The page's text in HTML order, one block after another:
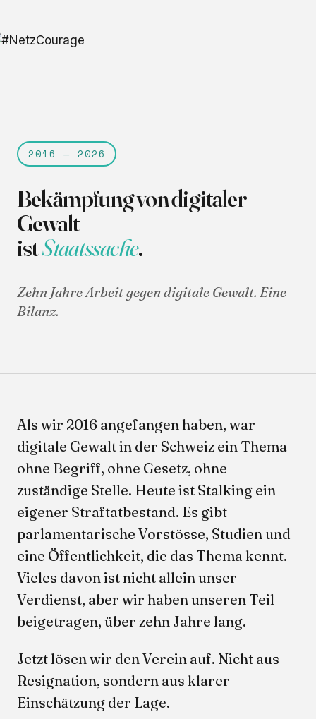
2016 — 2026
Bekämpfung von digitaler
Gewalt
istStaatssache.
Zehn Jahre Arbeit gegen digitale Gewalt. Eine
Bilanz.
Als wir 2016 angefangen haben, war
digitale Gewalt in der Schweiz ein Thema
ohne Begriff, ohne Gesetz, ohne
zuständige Stelle. Heute ist Stalking ein
eigener Straftatbestand. Es gibt
parlamentarische Vorstösse, Studien und
eine Öffentlichkeit, die das Thema kennt.
Vieles davon ist nicht allein unser
Verdienst, aber wir haben unseren Teil
beigetragen, über zehn Jahre lang.
Jetzt lösen wir den Verein auf. Nicht aus
Resignation, sondern aus klarer
Einschätzung der Lage.